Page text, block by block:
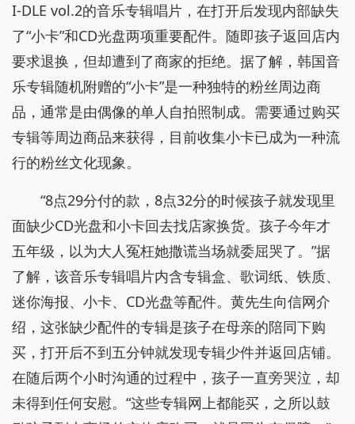
I-DLE vol.2的音乐专辑唱片，在打开后发现内部缺失
了“小卡”和CD光盘两项重要配件。随即孩子返回店内
要求退换，但却遭到了商家的拒绝。据了解，韩国音
乐专辑随机附赠的“小卡”是一种独特的粉丝周边商
品，‌通常是由偶像的单人自拍照制成。‌需要通过购买
专辑等周边商品来获得，目前收集小卡已成为一种流
行的粉丝文化现象。‌
“8点29分付的款，8点32分的时候孩子就发现里
面缺少CD光盘和小卡回去找店家换货。孩子今年才
五年级，以为大人冤枉她撒谎当场就委屈哭了。”据
了解，该音乐专辑唱片内含专辑盒、歌词纸、铁质、
迷你海报、小卡、CD光盘等配件。黄先生向信网介
绍，这张缺少配件的专辑是孩子在母亲的陪同下购
买，打开后不到五分钟就发现专辑少件并返回店铺。
在随后两个小时沟通的过程中，孩子一直旁哭泣，却
未得到任何安慰。“这些专辑网上都能买，之所以鼓